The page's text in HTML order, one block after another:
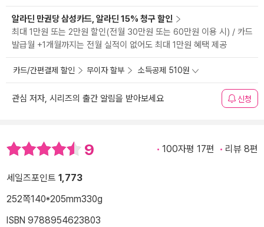
알라딘 만권당 삼성카드, 알라딘 15% 청구 할인
최대 1만원 또는 2만원 할인(전월 30만원 또는 60만원 이용 시) / 카드
발급월 +1개월까지는 전월 실적이 없어도 최대 1만원 혜택 제공
카드/간편결제 할인 무이자 할부 소득공제 510원
관심 저자, 시리즈의 출간 알림을 받아보세요 신청
9 100자평 17편 리뷰 8편
세일즈포인트 1,773
252쪽140*205mm330g
ISBN 9788954623803